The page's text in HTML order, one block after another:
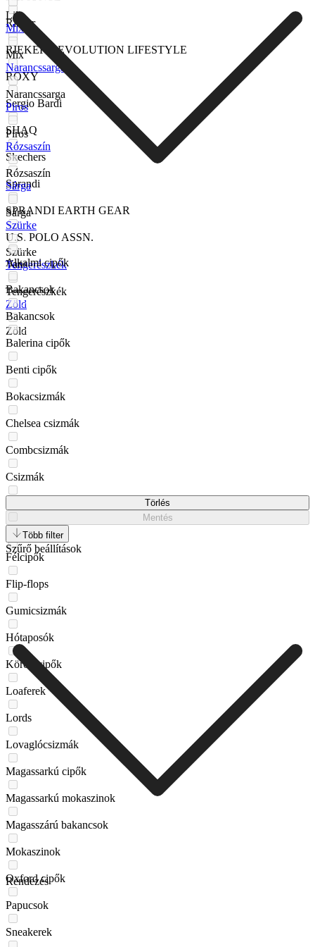
Rieker
RIEKER REVOLUTION LIFESTYLE
ROXY
Sergio Bardi
SHAQ
Skechers
Sprandi
SPRANDI EARTH GEAR
U.S. POLO ASSN.
Vans
Lila
Mix
Mix
Narancssarga
Narancssarga
Piros
Piros
Rózsaszín
Rózsaszín
Sárga
Sárga
Szürke
Szürke
Tengerészkék
Tengerészkék
Zöld
Zöld
Alkalmi cipők
Bakancsok
Bakancsok
Balerina cipők
Benti cipők
Bokacsizmák
Chelsea csizmák
Combcsizmák
Csizmák
Espadrillesek
Félcipők
Flip-flops
Gumicsizmák
Hótaposók
Körömcipők
Loaferek
Lords
Lovaglócsizmák
Magassarkú cipők
Magassarkú mokaszinok
Magasszárú bakancsok
Mokaszinok
Oxford cipők
Papucsok
Sneakerek
Törlés
Mentés
Több filter
Szűrő beállítások
Rendezés